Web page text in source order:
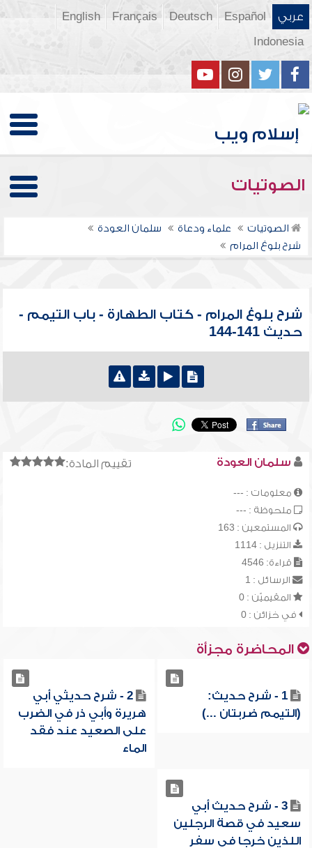
عربي Español
Deutsch
Français
English
Indonesia
الصوتيات
الصوتيات علماء ودعاة
سلمان العودة
شرح بلوغ المرام
شرح بلوغ المرام - كتاب الطهارة - باب التيمم -
حديث 141-144
تقييم المادة: سلمان العودة
معلومات : ---
ملحوظة : ---
المستمعين : 163
التنزيل : 1114
قراءة: 4546
الرسائل : 1
المقيميّن : 0
في خزائن : 0
المحاضرة مجزأة
1 - شرح حديث:
(التيمم ضربتان ...)
2 - شرح حديثي أبي
هريرة وأبي ذر في الضرب
على الصعيد عند فقد
الماء
3 - شرح حديث أبي
سعيد في قصة الرجلين
اللذين خرجا في سفر